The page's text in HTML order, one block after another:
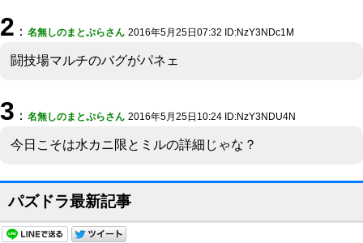
2 ： 名無しのまとぷらさん 2016年5月25日07:32 ID:NzY3NDc1M
闘技場マルチのバグがパネェ
3 ： 名無しのまとぷらさん 2016年5月25日10:24 ID:NzY3NDU4N
今日こそは水カニ限とミルの詳細じゃな？
パズドラ最新記事